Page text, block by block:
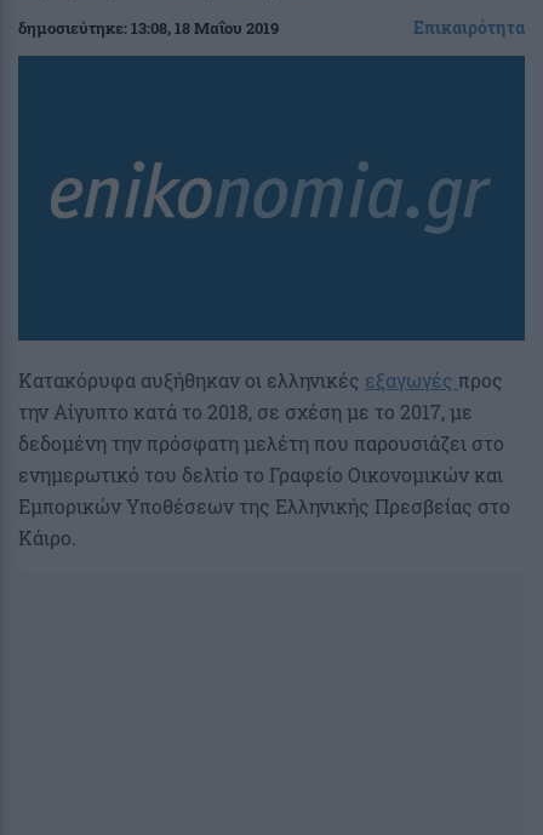
δημοσιεύτηκε:13:08, 18 Μαΐου 2019 Επικαιρότητα
Κατακόρυφα αυξήθηκαν οι ελληνικές εξαγωγές προς
την Αίγυπτο κατά το 2018, σε σχέση με το 2017, με
δεδομένη την πρόσφατη μελέτη που παρουσιάζει στο
ενημερωτικό του δελτίο το Γραφείο Οικονομικών και
Εμπορικών Υποθέσεων της Ελληνικής Πρεσβείας στο
Κάιρο.